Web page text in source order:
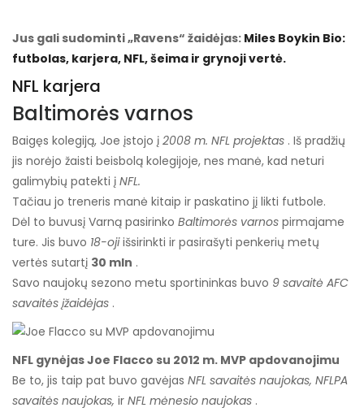
Jus gali sudominti „Ravens“ žaidėjas: Miles Boykin Bio:
futbolas, karjera, NFL, šeima ir grynoji vertė.
NFL karjera
Baltimorės varnos
Baigęs kolegiją, Joe įstojo į 2008 m. NFL projektas . Iš pradžių
jis norėjo žaisti beisbolą kolegijoje, nes manė, kad neturi
galimybių patekti į NFL.
Tačiau jo treneris manė kitaip ir paskatino jį likti futbole.
Dėl to buvusį Varną pasirinko Baltimorės varnos pirmajame
ture. Jis buvo 18-ojiišsirinkti ir pasirašyti penkerių metų
vertės sutartį 30 mln .
Savo naujokų sezono metu sportininkas buvo 9 savaitė AFC
savaitės įžaidėjas .
NFL gynėjas Joe Flacco su 2012 m. MVP apdovanojimu
Be to, jis taip pat buvo gavėjas NFL savaitės naujokas, NFLPA
savaitės naujokas, ir NFL mėnesio naujokas .